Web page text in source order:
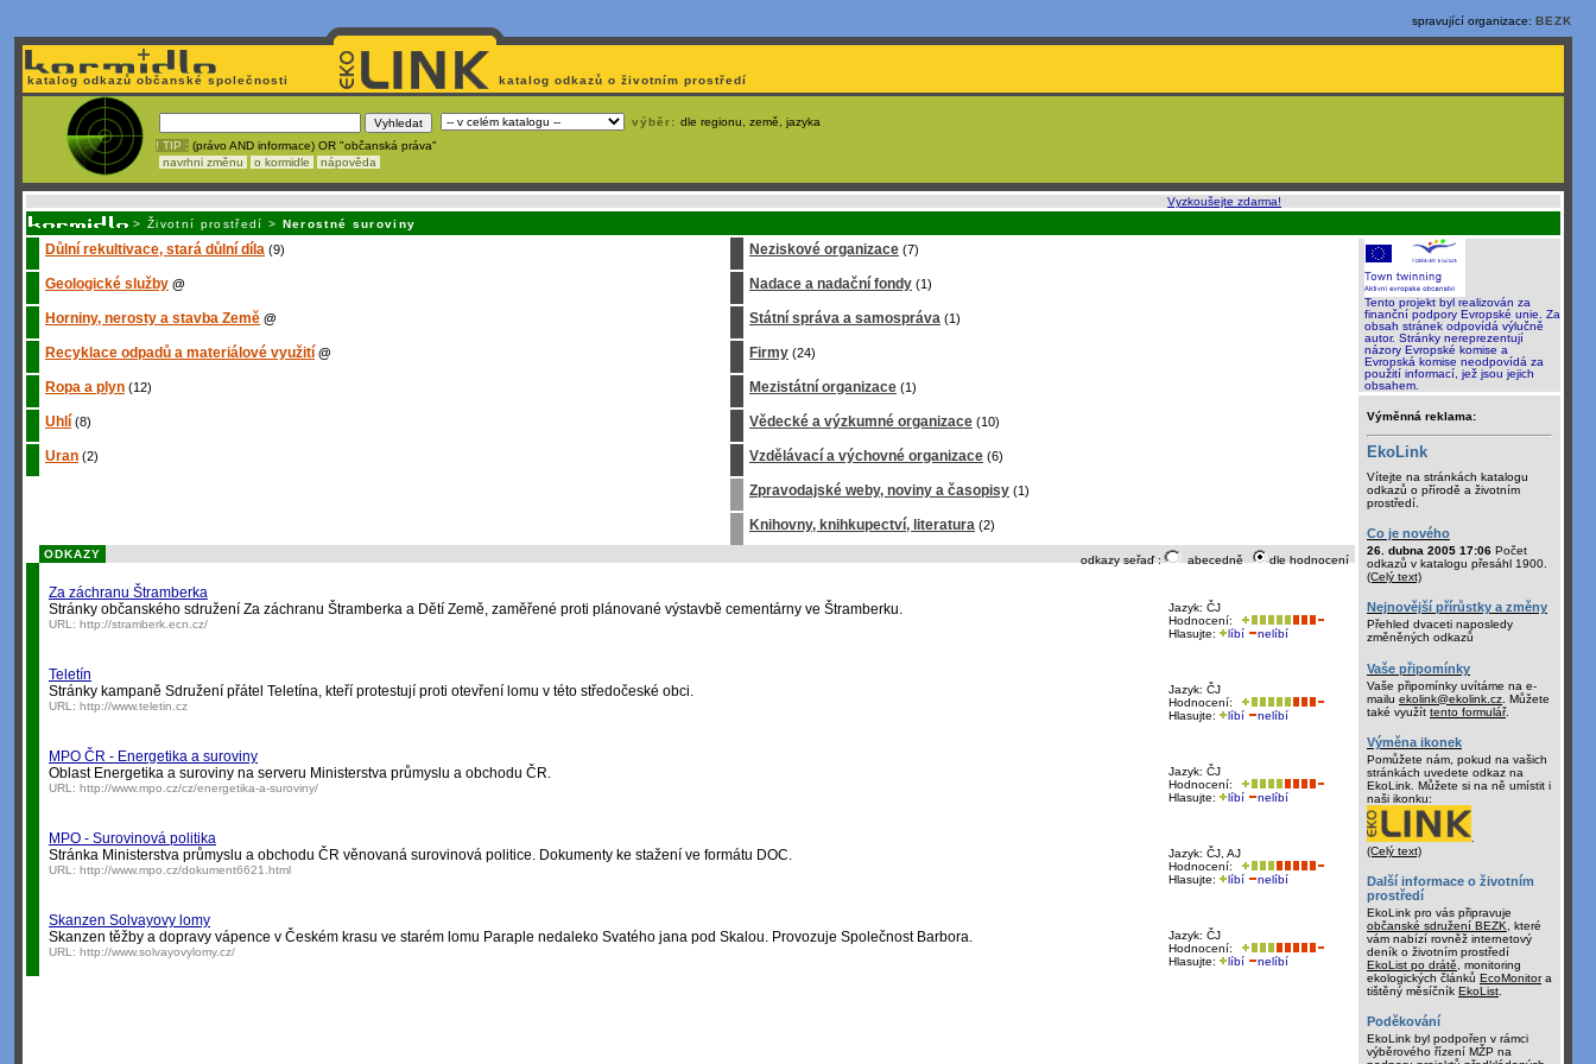
spravující organizace: BEZK
katalog odkazů občanské společnosti katalog odkazů o životním prostředí
výběr: dle regionu, země, jazyka
! TIP : (právo AND informace) OR "občanská práva"
navrhni změnu
o kormidle nápověda
Vyzkoušejte zdarma!
> Životní prostředí > Nerostné suroviny
Důlní rekultivace, stará důlní díla (9)
Geologické služby @
Horniny, nerosty a stavba Země @
Recyklace odpadů a materiálové využití @
Ropa a plyn (12)
Uhlí (8)
Uran (2)
Neziskové organizace (7)
Nadace a nadační fondy (1)
Státní správa a samospráva (1)
Firmy (24)
Mezistátní organizace (1)
Vědecké a výzkumné organizace (10)
Vzdělávací a výchovné organizace (6)
Zpravodajské weby, noviny a časopisy (1)
Knihovny, knihkupectví, literatura (2)
odkazy seřaď : abecedně dle hodnocení
ODKAZY
Za záchranu Štramberka
Jazyk: ČJ
Hodnocení:
Hlasujte:
líbí nelíbí
Stránky občanského sdružení Za záchranu Štramberka a Dětí Země, zaměřené proti plánované výstavbě cementárny ve Štramberku.
URL: http://stramberk.ecn.cz/
Teletín
Jazyk: ČJ
Hodnocení:
Hlasujte:
líbí nelíbí
Stránky kampaně Sdružení přátel Teletína, kteří protestují proti otevření lomu v této středočeské obci.
URL: http://www.teletin.cz
MPO ČR - Energetika a suroviny
Jazyk: ČJ
Hodnocení:
Hlasujte:
líbí nelíbí
Oblast Energetika a suroviny na serveru Ministerstva průmyslu a obchodu ČR.
URL: http://www.mpo.cz/cz/energetika-a-suroviny/
MPO - Surovinová politika
Jazyk: ČJ, AJ
Hodnocení:
Hlasujte:
líbí nelíbí
Stránka Ministerstva průmyslu a obchodu ČR věnovaná surovinová politice. Dokumenty ke stažení ve formátu DOC.
URL: http://www.mpo.cz/dokument6621.html
Skanzen Solvayovy lomy
Jazyk: ČJ
Hodnocení:
Hlasujte:
líbí nelíbí
Skanzen těžby a dopravy vápence v Českém krasu ve starém lomu Paraple nedaleko Svatého jana pod Skalou. Provozuje Společnost Barbora.
URL: http://www.solvayovylomy.cz/
Tento projekt byl realizován za
finanční podpory Evropské unie. Za
obsah stránek odpovídá výlučně
autor. Stránky nereprezentují
názory Evropské komise a
Evropská komise neodpovídá za
použití informací, jež jsou jejich
obsahem.
Výměnná reklama:
EkoLink
Vítejte na stránkách katalogu
odkazů o přírodě a životním
prostředí.
Co je nového
26. dubna 2005 17:06 Počet
odkazů v katalogu přesáhl 1900.
(Celý text)
Nejnovější přírůstky a změny
Přehled dvaceti naposledy
změněných odkazů
Vaše připomínky
Vaše připomínky uvítáme na e-
mailu ekolink@ekolink.cz . Můžete
také využít tento formulář.
Výměna ikonek
Pomůžete nám, pokud na vašich
stránkách uvedete odkaz na
EkoLink. Můžete si na ně umístit i
naši ikonku:
(Celý text)
Další informace o životním
prostředí
EkoLink pro vás připravuje
občanské sdružení BEZK , které
vám nabízí rovněž internetový
deník o životním prostředí
EkoList po drátě , monitoring
ekologických článků EcoMonitora
tištěný měsíčník EkoList
Poděkování
EkoLink byl podpořen v rámci
výběrového řízení MŽP na